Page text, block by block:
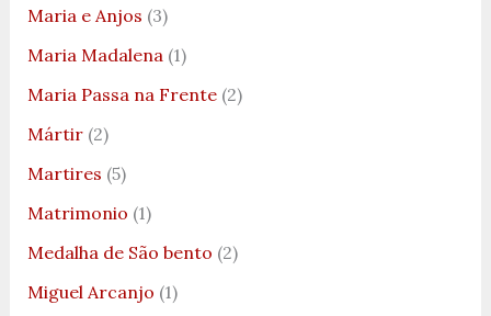
Maria e Anjos (3)
Maria Madalena(1)
Maria Passa na Frente(2)
Mártir(2)
Martires (5)
Matrimonio (1)
Medalha de São bento (2)
Miguel Arcanjo (1)